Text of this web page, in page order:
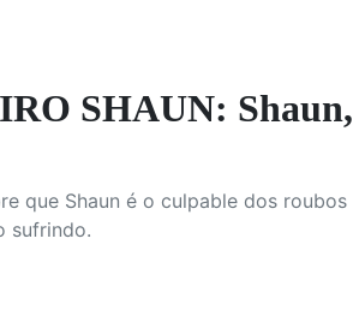
SHAUN: Shaun,
que Shaun é o culpable dos roubos
sufrindo.